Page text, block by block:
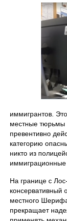
иммигрантов.
местные тюрьмы
превентивно
категорию
никто из
иммиграционные
На границе с
консервативный
местного
прекращает